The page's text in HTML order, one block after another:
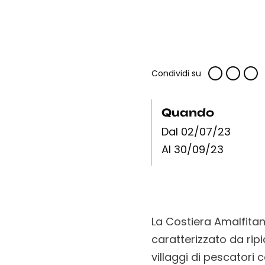
Condividi su
Quando
Dal 02/07/23
Al 30/09/23
La Costiera
caratterizzato da
villaggi di pescatori